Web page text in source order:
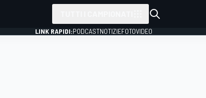
LINK RAPIDI:PODCASTNOTIZIEFOTOVIDEO